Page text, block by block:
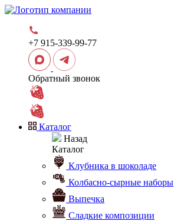
+7 915-339-99-77
Обратный звонок
Каталог
Назад
Каталог
Клубника в шоколаде
Колбасно-сырные наборы
Выпечка
Сладкие композиции